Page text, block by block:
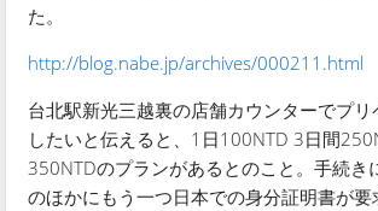
た。
http://blog.nabe.jp/archives/000211.html
台北駅新光三越裏の店舗カウンターでプリ
したいと伝えると、1日100NTD 3日間
350NTDのプランがあるとのこと。手続き
のほかにもう一つ日本での身分証明書が